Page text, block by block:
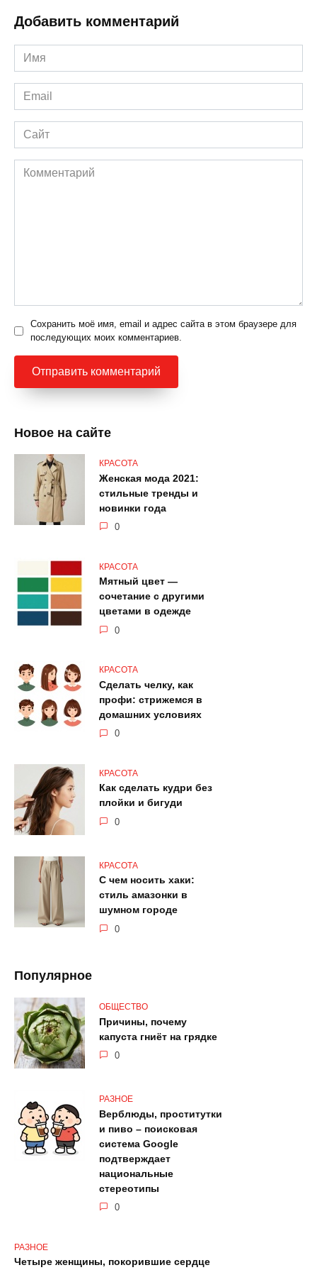
Добавить комментарий
Имя
*
Email
*
Сайт
Комментарий
Сохранить моё имя, email и адрес сайта в этом браузере для
последующих моих комментариев.
Новое на сайте
КРАСОТА
Женская мода 2021:
стильные тренды и
новинки года
0
КРАСОТА
Мятный цвет —
сочетание с другими
цветами в одежде
0
КРАСОТА
Сделать челку, как
профи: стрижемся в
домашних условиях
0
КРАСОТА
Как сделать кудри без
плойки и бигуди
0
КРАСОТА
С чем носить хаки:
стиль амазонки в
шумном городе
0
Популярное
ОБЩЕСТВО
Причины, почему
капуста гниёт на грядке
0
РАЗНОЕ
Верблюды, проститутки
и пиво – поисковая
система Google
подтверждает
национальные
стереотипы
0
РАЗНОЕ
Четыре женщины, покорившие сердце